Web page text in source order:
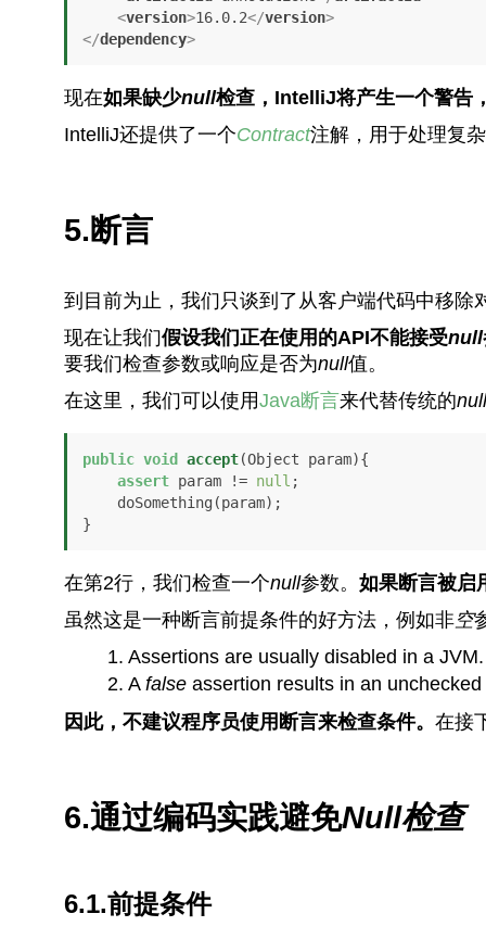
<version>16.0.2</version>
</dependency>
现在如果缺少null检查，IntelliJ将产生一个警告
IntelliJ还提供了一个Contract注解，用于处理复
5.断言
到目前为止，我们只谈到了从客户端代码中移除
现在让我们假设我们正在使用的API不能接受null
要我们检查参数或响应是否为null值。
在这里，我们可以使用Java断言来代替传统的null
public void accept(Object param){
assert param != null ;
}
在第2行，我们检查一个null参数。 如果断言被启
虽然这是一种断言前提条件的好方法，例如非空
Assertions are usually disabled in a JVM.
A false assertion results in an
因此，不建议程序员使用断言来检查条件。 在接
6.通过编码实践避免Null检查
6.1.前提条件